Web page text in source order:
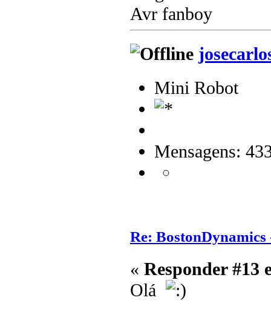
Avr fanboy
Mini Robot
Mensagens:
Re:
« Responder #13
Olá